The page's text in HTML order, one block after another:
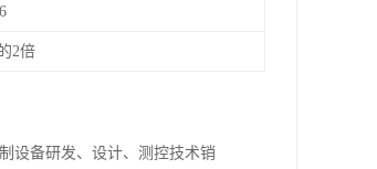
2倍
设备研发、设计、测控技术销